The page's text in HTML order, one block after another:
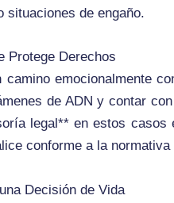
situaciones de engaño.
Protege Derechos
camino emocionalmente
de ADN y contar
legal** en estos
conforme a la normativa
Decisión de Vida